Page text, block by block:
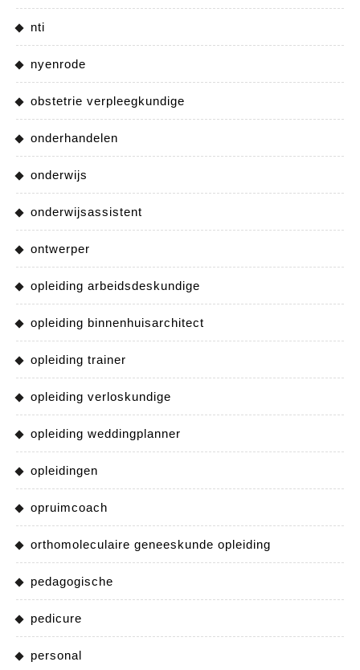
nti
nyenrode
obstetrie verpleegkundige
onderhandelen
onderwijs
onderwijsassistent
ontwerper
opleiding arbeidsdeskundige
opleiding binnenhuisarchitect
opleiding trainer
opleiding verloskundige
opleiding weddingplanner
opleidingen
opruimcoach
orthomoleculaire geneeskunde opleiding
pedagogische
pedicure
personal